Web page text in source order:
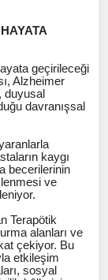
geçirileceği
Alzheimer
duyusal
davranışsal
kaygı
becerilerinin
ve
Terapötik
alanları ve
çekiyor. Bu
etkileşim
sosyal